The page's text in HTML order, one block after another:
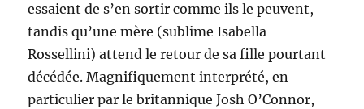
essaient de s’en sortir comme ils le peuvent,
tandis qu’une mère (sublime Isabella
Rossellini) attend le retour de sa fille pourtant
décédée. Magnifiquement interprété, en
particulier par le britannique Josh O’Connor,